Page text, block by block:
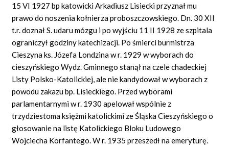
15 VI 1927 bp katowicki Arkadiusz Lisiecki przyznał mu
prawo do noszenia kołnierza proboszczowskiego. Dn. 30 XII
t.r. doznał S. udaru mózgu i po wyjściu 11 II 1928 ze szpitala
ograniczył godziny katechizacji. Po śmierci burmistrza
Cieszyna ks. Józefa Londzina w r. 1929 w wyborach do
cieszyńskiego Wydz. Gminnego stanął na czele chadeckiej
Listy Polsko-Katolickiej, ale nie kandydował w wyborach z
powodu zakazu bp. Lisieckiego. Przed wyborami
parlamentarnymi w r. 1930 apelował wspólnie z
trzydziestoma księżmi katolickimi ze Śląska Cieszyńskiego o
głosowanie na listę Katolickiego Bloku Ludowego
Wojciecha Korfantego. W r. 1935 przeszedł na emeryturę.